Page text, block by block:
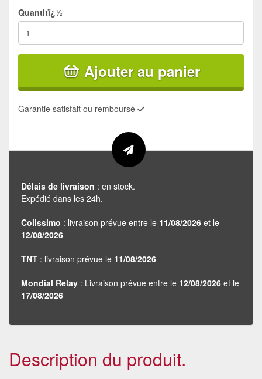
Quantitï¿½
Ajouter au panier
Garantie satisfait ou remboursé
Délais de livraison : en stock.
Expédié dans les 24h.
Colissimo : livraison prévue entre le 11/08/2026 et le
12/08/2026
TNT : livraison prévue le 11/08/2026
Mondial Relay : Livraison prévue entre le 12/08/2026 et le
17/08/2026
Description du produit.